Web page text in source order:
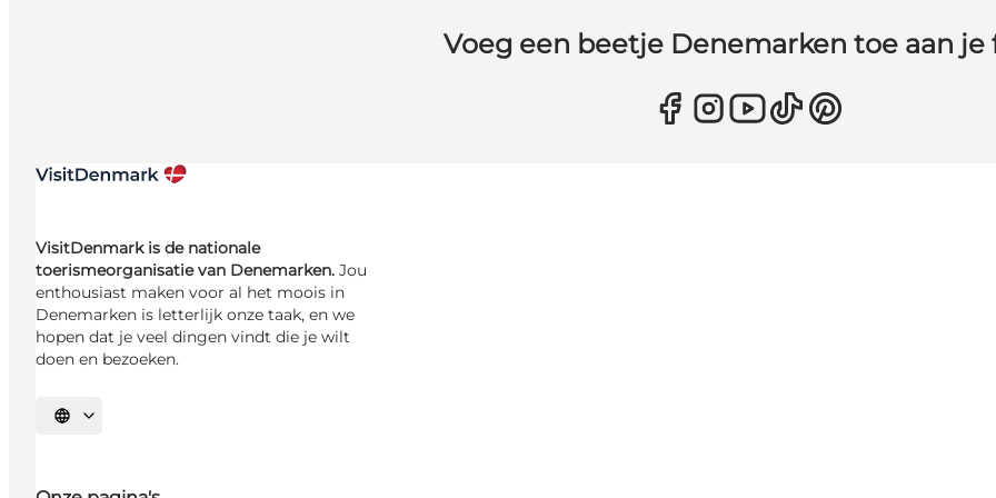
Voeg een beetje Denemarken toe aan je
VisitDenmark is de nationale
toerismeorganisatie van Denemarken. Jou
enthousiast maken voor al het moois in
Denemarken is letterlijk onze taak, en we
hopen dat je veel dingen vindt die je wilt
doen en bezoeken.
Selecteer taal